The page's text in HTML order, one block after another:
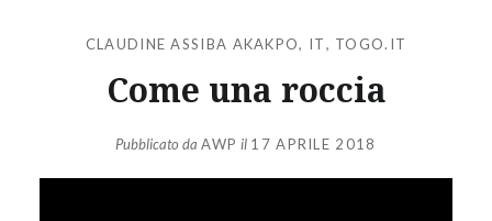
CLAUDINE ASSIBA AKAKPO, IT, TOGO.IT
Come una roccia
Pubblicato daAWP il 17 APRILE 2018